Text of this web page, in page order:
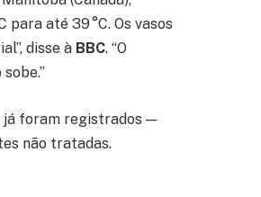
até 39 °C. Os vasos
disse à BBC. “O
já foram registrados —
não tratadas.